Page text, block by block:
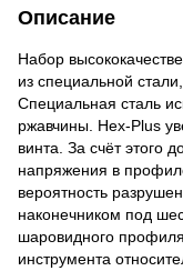
Описание
Набор
из специальной
Специальная сталь
ржавчины. Hex-Plus
винта. За счёт этого
напряжения в
вероятность
наконечником под
шаровидного
инструмента